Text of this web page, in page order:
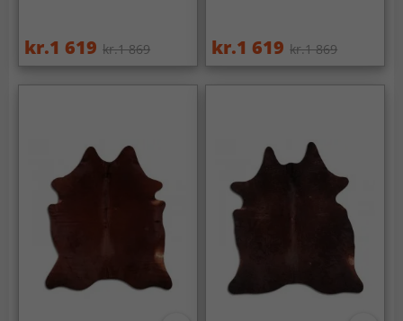
kr.1 619 kr.1 869 kr.1 619 kr.1 869